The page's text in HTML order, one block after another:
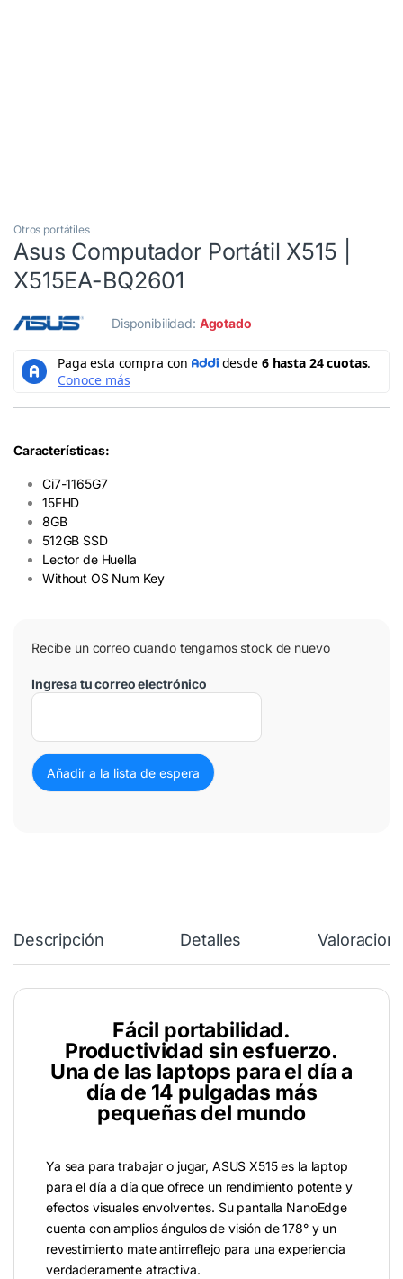
Otros portátiles
Asus Computador Portátil X515 |
X515EA-BQ2601
Disponibilidad: Agotado
Características:
Ci7-1165G7
15FHD
8GB
512GB SSD
Lector de Huella
Without OS Num Key
Recibe un correo cuando tengamos stock de nuevo
Ingresa tu correo electrónico
Descripción Detalles
Fácil portabilidad.
Productividad sin esfuerzo.
Una de las laptops para el día a
día de 14 pulgadas más
pequeñas del mundo
Ya sea para trabajar o jugar, ASUS X515 es la laptop
para el día a día que ofrece un rendimiento potente y
efectos visuales envolventes. Su pantalla NanoEdge
cuenta con amplios ángulos de visión de 178° y un
revestimiento mate antirreflejo para una experiencia
verdaderamente atractiva.